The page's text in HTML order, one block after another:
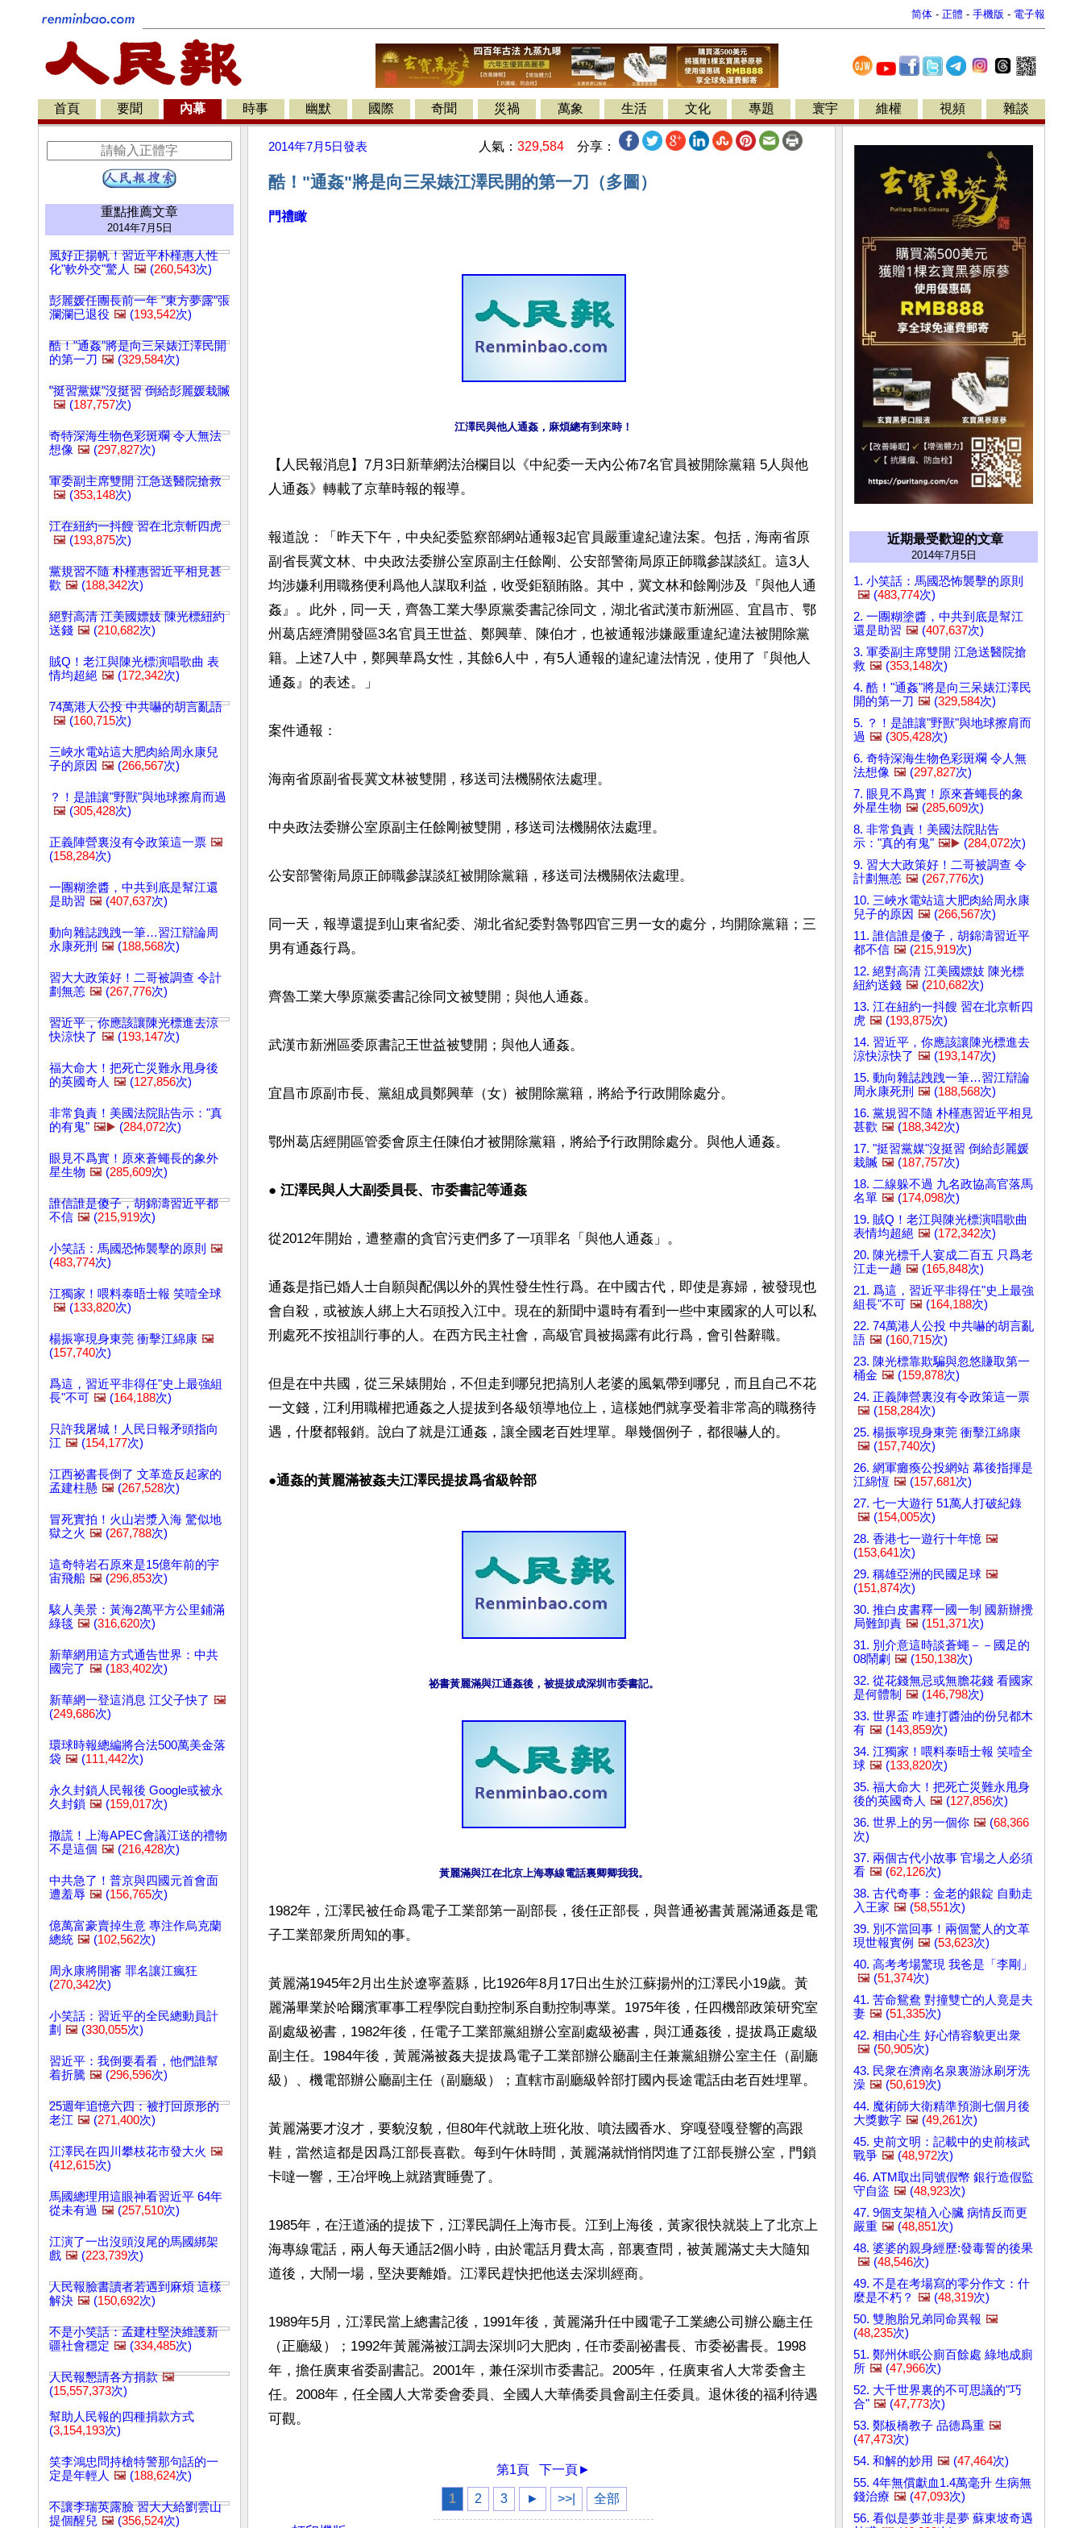
简体 - 正體 - 手機版 - 電子報
首頁 要聞 內幕 時事 幽默 國際 奇聞 災禍 萬象 生活 文化 專題 寰宇 維權 視頻 雜談
重點推薦文章
2014年7月5日
風好正揚帆！習近平朴槿惠人性
化"軟外交"驚人 🖼️ (260,543次)
彭麗媛任團長前一年 "東方夢露"張
瀾瀾已退役 🖼️ (193,542次)
酷！"通姦"將是向三呆婊江澤民開
的第一刀 🖼️ (329,584次)
"挺習黨媒"沒挺習 倒給彭麗媛栽贓
🖼️ (187,757次)
奇特深海生物色彩斑斕 令人無法
想像 🖼️ (297,827次)
軍委副主席雙開 江急送醫院搶救
🖼️ (353,148次)
江在紐約一抖餿 習在北京斬四虎
🖼️ (193,875次)
黨規習不隨 朴槿惠習近平相見甚
歡 🖼️ (188,342次)
絕對高清 江美國嫖妓 陳光標紐約
送錢 🖼️ (210,682次)
賊Q！老江與陳光標演唱歌曲 表
情均超絕 🖼️ (172,342次)
74萬港人公投 中共嚇的胡言亂語
🖼️ (160,715次)
三峽水電站這大肥肉給周永康兒
子的原因 🖼️ (266,567次)
？！是誰讓"野獸"與地球擦肩而過
🖼️ (305,428次)
正義陣營裏沒有令政策這一票 🖼️
(158,284次)
一團糊塗醬，中共到底是幫江還
是助習 🖼️ (407,637次)
動向雜誌跩跩一筆…習江辯論周
永康死刑 🖼️ (188,568次)
習大大政策好！二哥被調查 令計
劃無恙 🖼️ (267,776次)
習近平，你應該讓陳光標進去涼
快涼快了 🖼️ (193,147次)
福大命大！把死亡災難永甩身後
的英國奇人 🖼️ (127,856次)
非常負責！美國法院貼告示："真
的有鬼" 🖼️▶️ (284,072次)
眼見不爲實！原來蒼蠅長的象外
星生物 🖼️ (285,609次)
誰信誰是傻子，胡錦濤習近平都
不信 🖼️ (215,919次)
小笑話：馬國恐怖襲擊的原則 🖼️
(483,774次)
江獨家！喂料泰晤士報 笑噎全球
🖼️ (133,820次)
楊振寧現身東莞 衝擊江綿康 🖼️
(157,740次)
爲這，習近平非得任"史上最強組
長"不可 🖼️ (164,188次)
只許我屠城！人民日報矛頭指向
江 🖼️ (154,177次)
江西祕書長倒了 文革造反起家的
孟建柱懸 🖼️ (267,528次)
冒死實拍！火山岩漿入海 驚似地
獄之火 🖼️ (267,788次)
這奇特岩石原來是15億年前的宇
宙飛船 🖼️ (296,853次)
駭人美景：黃海2萬平方公里鋪滿
綠毯 🖼️ (316,620次)
新華網用這方式通告世界：中共
國完了 🖼️ (183,402次)
新華網一登這消息 江父子快了 🖼️
(249,686次)
環球時報總編將合法500萬美金落
袋 🖼️ (111,442次)
永久封鎖人民報後 Google或被永
久封鎖 🖼️ (159,017次)
撒謊！上海APEC會議江送的禮物
不是這個 🖼️ (216,428次)
中共急了！普京與四國元首會面
遭羞辱 🖼️ (156,765次)
億萬富豪賣掉生意 專注作烏克蘭
總統 🖼️ (102,562次)
周永康將開審 罪名讓江瘋狂
(270,342次)
小笑話：習近平的全民總動員計
劃 🖼️ (330,055次)
習近平：我倒要看看，他們誰幫
着折騰 🖼️ (296,596次)
25週年追憶六四：被打回原形的
老江 🖼️ (271,400次)
江澤民在四川攀枝花市發大火 🖼️
(412,615次)
馬國總理用這眼神看習近平 64年
從未有過 🖼️ (257,510次)
江演了一出沒頭沒尾的馬國綁架
戲 🖼️ (223,739次)
人民報臉書讀者若遇到麻煩 這樣
解決 🖼️ (150,692次)
不是小笑話：孟建柱堅決維護新
疆社會穩定 🖼️ (334,485次)
人民報懇請各方捐款 🖼️
(15,557,373次)
幫助人民報的四種捐款方式
(3,154,193次)
笑李鴻忠問持槍特警那句話的一
定是年輕人 🖼️ (188,624次)
不讓李瑞英露臉 習大大給劉雲山
提個醒兒 🖼️ (356,524次)
2014年7月5日發表 人氣： 329,584 分享：
酷！"通姦"將是向三呆婊江澤民開的第一刀（多圖）
門禮瞰
江澤民與他人通姦，麻煩總有到來時！
【人民報消息】7月3日新華網法治欄目以《中紀委一天內公佈7名官員被開除黨籍 5人與他
人通姦》轉載了京華時報的報導。
報道說：「昨天下午，中央紀委監察部網站通報3起官員嚴重違紀違法案。包括，海南省原
副省長冀文林、中央政法委辦公室原副主任餘剛、公安部警衛局原正師職參謀談紅。這3人
均涉嫌利用職務便利爲他人謀取利益，收受鉅額賄賂。其中，冀文林和餘剛涉及『與他人通
姦』。此外，同一天，齊魯工業大學原黨委書記徐同文，湖北省武漢市新洲區、宜昌市、鄂
州葛店經濟開發區3名官員王世益、鄭興華、陳伯才，也被通報涉嫌嚴重違紀違法被開除黨
籍。上述7人中，鄭興華爲女性，其餘6人中，有5人通報的違紀違法情況，使用了『與他人
通姦』的表述。」
案件通報：
海南省原副省長冀文林被雙開，移送司法機關依法處理。
中央政法委辦公室原副主任餘剛被雙開，移送司法機關依法處理。
公安部警衛局原正師職參謀談紅被開除黨籍，移送司法機關依法處理。
同一天，報導還提到山東省紀委、湖北省紀委對魯鄂四官三男一女的處分，均開除黨籍；三
男有通姦行爲。
齊魯工業大學原黨委書記徐同文被雙開；與他人通姦。
武漢市新洲區委原書記王世益被雙開；與他人通姦。
宜昌市原副市長、黨組成員鄭興華（女）被開除黨籍，將給予行政開除處分。
鄂州葛店經開區管委會原主任陳伯才被開除黨籍，將給予行政開除處分。與他人通姦。
● 江澤民與人大副委員長、市委書記等通姦
從2012年開始，遭整肅的貪官污吏們多了一項罪名「與他人通姦」。
通姦是指已婚人士自願與配偶以外的異性發生性行爲。在中國古代，即使是寡婦，被發現也
會自殺，或被族人綁上大石頭投入江中。現在的新聞中還時有看到一些中東國家的人可以私
刑處死不按祖訓行事的人。在西方民主社會，高級官員被揭露有此行爲，會引咎辭職。
但是在中共國，從三呆婊開始，不但走到哪兒把搞別人老婆的風氣帶到哪兒，而且自己不花
一文錢，江利用職權把通姦之人提拔到各級領導地位上，這樣她們就享受着非常高的職務待
遇，什麼都報銷。說白了就是江通姦，讓全國老百姓埋單。舉幾個例子，都很嚇人的。
●通姦的黃麗滿被姦夫江澤民提拔爲省級幹部
祕書黃麗滿與江通姦後，被提拔成深圳市委書記。
黃麗滿與江在北京上海專線電話裏卿卿我我。
1982年，江澤民被任命爲電子工業部第一副部長，後任正部長，與普通祕書黃麗滿通姦是電
子工業部衆所周知的事。
黃麗滿1945年2月出生於遼寧蓋縣，比1926年8月17日出生於江蘇揚州的江澤民小19歲。黃
麗滿畢業於哈爾濱軍事工程學院自動控制系自動控制專業。1975年後，任四機部政策研究室
副處級祕書，1982年後，任電子工業部黨組辦公室副處級祕書，與江通姦後，提拔爲正處級
副主任。1984年後，黃麗滿被姦夫提拔爲電子工業部辦公廳副主任兼黨組辦公室主任（副廳
級）、機電部辦公廳副主任（副廳級）；直轄市副廳級幹部打國內長途電話由老百姓埋單。
黃麗滿要才沒才，要貌沒貌，但80年代就敢上班化妝、噴法國香水、穿嘎登嘎登響的高跟
鞋，當然這都是因爲江部長喜歡。每到午休時間，黃麗滿就悄悄閃進了江部長辦公室，門鎖
卡噠一響，王冶坪晚上就踏實睡覺了。
1985年，在汪道涵的提拔下，江澤民調任上海市長。江到上海後，黃家很快就裝上了北京上
海專線電話，兩人每天通話2個小時，由於電話月費太高，部裏查問，被黃麗滿丈夫大隨知
道後，大鬧一場，堅決要離婚。江澤民趕快把他送去深圳經商。
1989年5月，江澤民當上總書記後，1991年後，黃麗滿升任中國電子工業總公司辦公廳主任
（正廳級）；1992年黃麗滿被江調去深圳叼大肥肉，任市委副祕書長、市委祕書長。1998
年，擔任廣東省委副書記。2001年，兼任深圳市委書記。2005年，任廣東省人大常委會主
任。2008年，任全國人大常委會委員、全國人大華僑委員會副主任委員。退休後的福利待遇
第1頁
下一頁►
1 2 3 ► >>| 全部
近期最受歡迎的文章
2014年7月5日
1. 小笑話：馬國恐怖襲擊的原則
🖼️ (483,774次)
2. 一團糊塗醬，中共到底是幫江
還是助習 🖼️ (407,637次)
3. 軍委副主席雙開 江急送醫院搶
救 🖼️ (353,148次)
4. 酷！"通姦"將是向三呆婊江澤民
開的第一刀 🖼️ (329,584次)
5. ？！是誰讓"野獸"與地球擦肩而
過 🖼️ (305,428次)
6. 奇特深海生物色彩斑斕 令人無
法想像 🖼️ (297,827次)
7. 眼見不爲實！原來蒼蠅長的象
外星生物 🖼️ (285,609次)
8. 非常負責！美國法院貼告
示："真的有鬼" 🖼️▶️ (284,072次)
9. 習大大政策好！二哥被調查 令
計劃無恙 🖼️ (267,776次)
10. 三峽水電站這大肥肉給周永康
兒子的原因 🖼️ (266,567次)
11. 誰信誰是傻子，胡錦濤習近平
都不信 🖼️ (215,919次)
12. 絕對高清 江美國嫖妓 陳光標
紐約送錢 🖼️ (210,682次)
13. 江在紐約一抖餿 習在北京斬四
虎 🖼️ (193,875次)
14. 習近平，你應該讓陳光標進去
涼快涼快了 🖼️ (193,147次)
15. 動向雜誌跩跩一筆…習江辯論
周永康死刑 🖼️ (188,568次)
16. 黨規習不隨 朴槿惠習近平相見
甚歡 🖼️ (188,342次)
17. "挺習黨媒"沒挺習 倒給彭麗媛
栽贓 🖼️ (187,757次)
18. 二線躲不過 九名政協高官落馬
名單 🖼️ (174,098次)
19. 賊Q！老江與陳光標演唱歌曲
表情均超絕 🖼️ (172,342次)
20. 陳光標千人宴成二百五 只爲老
江走一趟 🖼️ (165,848次)
21. 爲這，習近平非得任"史上最強
組長"不可 🖼️ (164,188次)
22. 74萬港人公投 中共嚇的胡言亂
語 🖼️ (160,715次)
23. 陳光標靠欺騙與忽悠賺取第一
桶金 🖼️ (159,878次)
24. 正義陣營裏沒有令政策這一票
🖼️ (158,284次)
25. 楊振寧現身東莞 衝擊江綿康
🖼️ (157,740次)
26. 網軍癱瘓公投網站 幕後指揮是
江綿恆 🖼️ (157,681次)
27. 七一大遊行 51萬人打破紀錄
🖼️ (154,005次)
28. 香港七一遊行十年憶 🖼️
(153,641次)
29. 稱雄亞洲的民國足球 🖼️
(151,874次)
30. 推白皮書釋一國一制 國新辦攪
局難卸責 🖼️ (151,371次)
31. 別介意這時談蒼蠅－－國足的
08鬧劇 🖼️ (150,138次)
32. 從花錢無忌或無膽花錢 看國家
是何體制 🖼️ (146,798次)
33. 世界盃 咋連打醬油的份兒都木
有 🖼️ (143,859次)
34. 江獨家！喂料泰晤士報 笑噎全
球 🖼️ (133,820次)
35. 福大命大！把死亡災難永甩身
後的英國奇人 🖼️ (127,856次)
36. 世界上的另一個你 🖼️ (68,366
次)
37. 兩個古代小故事 官場之人必須
看 🖼️ (62,126次)
38. 古代奇事：金老的銀錠 自動走
入王家 🖼️ (58,551次)
39. 別不當回事！兩個驚人的文革
現世報實例 🖼️ (53,623次)
40. 高考考場驚現 我爸是「李剛」
🖼️ (51,374次)
41. 苦命鴛鴦 對撞雙亡的人竟是夫
妻 🖼️ (51,335次)
42. 相由心生 好心情容貌更出衆
🖼️ (50,905次)
43. 民衆在濟南名泉裏游泳刷牙洗
澡 🖼️ (50,619次)
44. 魔術師大衛精準預測七個月後
大獎數字 🖼️ (49,261次)
45. 史前文明：記載中的史前核武
戰爭 🖼️ (48,972次)
46. ATM取出同號假幣 銀行造假監
守自盜 🖼️ (48,923次)
47. 9個支架植入心臟 病情反而更
嚴重 🖼️ (48,851次)
48. 婆婆的親身經歷:發毒誓的後果
🖼️ (48,546次)
49. 不是在考場寫的零分作文：什
麼是不朽？ 🖼️ (48,319次)
50. 雙胞胎兄弟同命異報 🖼️
(48,235次)
51. 鄭州休眠公廁百餘處 綠地成廁
所 🖼️ (47,966次)
52. 大千世界裏的不可思議的"巧
合" 🖼️ (47,773次)
53. 鄭板橋教子 品德爲重 🖼️
(47,473次)
54. 和解的妙用 🖼️ (47,464次)
55. 4年無償獻血1.4萬毫升 生病無
錢治療 🖼️ (47,093次)
56. 看似是夢並非是夢 蘇東坡奇遇